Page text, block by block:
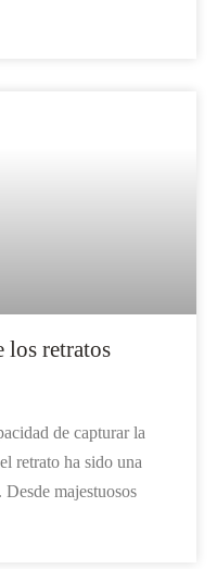
los retratos
de capturar la
retrato ha sido una
majestuosos